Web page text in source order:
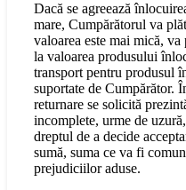
Dacă se agreează
mare, Cumpărătorul va
valoarea este mai mică,
la valoarea produsului
transport pentru produsul
suportate de Cumpărător.
returnare se solicită
incomplete, urme de
dreptul de a decide
sumă, suma ce va fi
prejudiciilor aduse.